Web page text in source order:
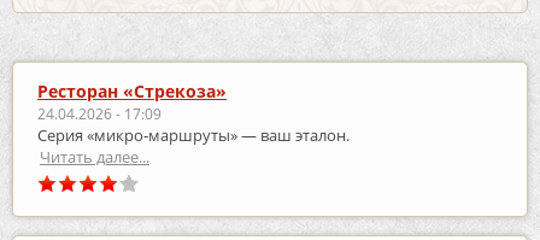
Ресторан «Стрекоза»
24.04.2026 - 17:09
Серия «микро‑маршруты» — ваш эталон.
Читать далее...